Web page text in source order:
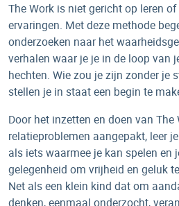
The Work is niet gericht op leren
ervaringen. Met deze methode
onderzoeken naar het
verhalen waar je je in de loop van
hechten. Wie zou je zijn zonder je
stellen je in staat een begin te
Door het inzetten en doen van The
relatieproblemen aangepakt, leer
als iets waarmee je kan spelen en
gelegenheid om vrijheid en geluk
Net als een klein kind dat om
denken, eenmaal onderzocht,